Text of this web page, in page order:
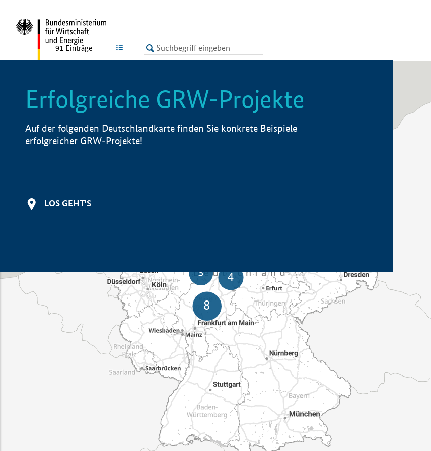
LISTE
91 Einträge
Erfolgreiche GRW-Projekte
Auf der folgenden Deutschlandkarte finden Sie konkrete Beispiele
erfolgreicher GRW-Projekte!
LOS GEHT'S